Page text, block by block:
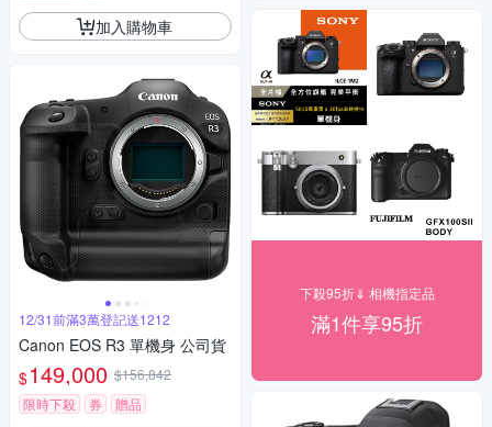
加入購物車
12/31前滿3萬登記送1212
Canon EOS R3 單機身 公司貨
$149,000 $156,842
限時下殺
券 贈品
下殺95折⇓ 相機指定品
滿1件享95折